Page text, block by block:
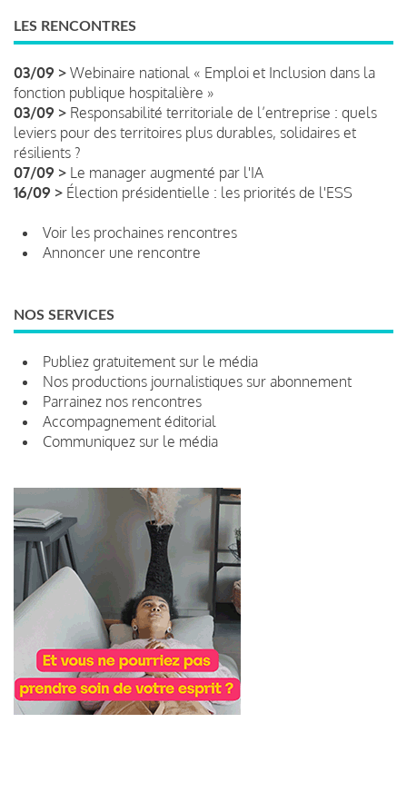
LES RENCONTRES
03/09 > Webinaire national « Emploi et Inclusion dans la
fonction publique hospitalière »
03/09 > Responsabilité territoriale de l’entreprise : quels
leviers pour des territoires plus durables, solidaires et
résilients ?
07/09 > Le manager augmenté par l'IA
16/09 > Élection présidentielle : les priorités de l'ESS
Voir les prochaines rencontres
Annoncer une rencontre
NOS SERVICES
Publiez gratuitement sur le média
Nos productions journalistiques sur abonnement
Parrainez nos rencontres
Accompagnement éditorial
Communiquez sur le média